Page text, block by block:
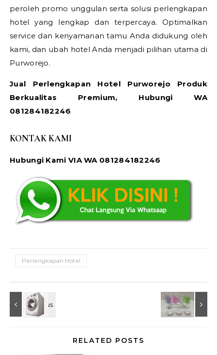
peroleh promo unggulan serta solusi perlengkapan
hotel yang lengkap dan terpercaya. Optimalkan
service dan kenyamanan tamu Anda didukung oleh
kami, dan ubah hotel Anda menjadi pilihan utama di
Purworejo.
Jual Perlengkapan Hotel Purworejo Produk
Berkualitas Premium, Hubungi WA
081284182246
KONTAK KAMI
Hubungi Kami VIA WA 081284182246
Perlengkapan Hotel
RELATED POSTS